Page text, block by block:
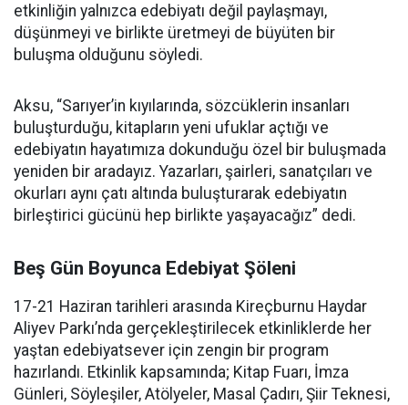
etkinliğin yalnızca edebiyatı değil paylaşmayı,
düşünmeyi ve birlikte üretmeyi de büyüten bir
buluşma olduğunu söyledi.
Aksu, “Sarıyer’in kıyılarında, sözcüklerin insanları
buluşturduğu, kitapların yeni ufuklar açtığı ve
edebiyatın hayatımıza dokunduğu özel bir buluşmada
yeniden bir aradayız. Yazarları, şairleri, sanatçıları ve
okurları aynı çatı altında buluşturarak edebiyatın
birleştirici gücünü hep birlikte yaşayacağız” dedi.
Beş Gün Boyunca Edebiyat Şöleni
17-21 Haziran tarihleri arasında Kireçburnu Haydar
Aliyev Parkı’nda gerçekleştirilecek etkinliklerde her
yaştan edebiyatsever için zengin bir program
hazırlandı. Etkinlik kapsamında; Kitap Fuarı, İmza
Günleri, Söyleşiler, Atölyeler, Masal Çadırı, Şiir Teknesi,